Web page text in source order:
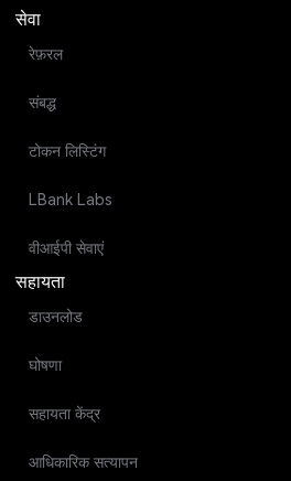
सेवा
रेफ़रल
संबद्ध
टोकन लिस्टिंग
LBank Labs
वीआईपी सेवाएं
सहायता
डाउनलोड
घोषणा
सहायता केंद्र
आधिकारिक सत्यापन